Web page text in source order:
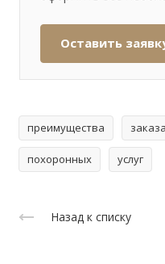
Оставить
преимущества заказа
похоронных услуг
Назад к списку